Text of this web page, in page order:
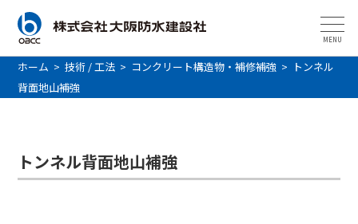
MENU
ホーム >技術 / 工法 > コンクリート構造物・補修補強 > トンネル
背面地山補強
トンネル背面地山補強